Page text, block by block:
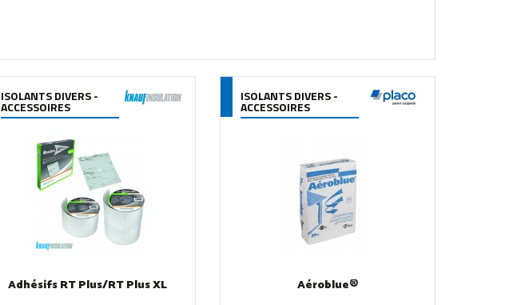
ISOLANTS DIVERS -
ACCESSOIRES
Adhésifs RT Plus/RT Plus XL
ISOLANTS DIVERS -
ACCESSOIRES
Aéroblue®